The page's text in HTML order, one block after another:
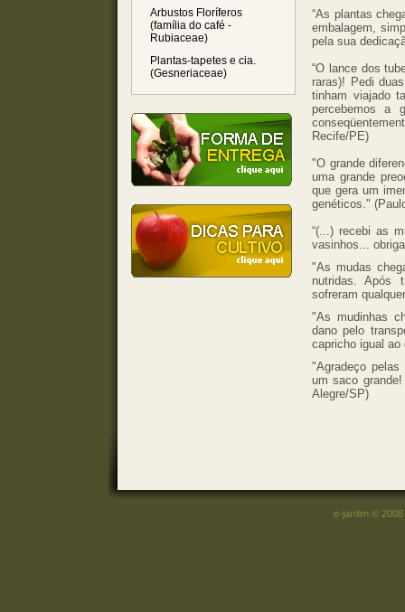
Arbustos Floríferos
(família do café -
Rubiaceae)
Plantas-tapetes e cia.
(Gesneriaceae)
“As plantas
embalagem,
pela sua
“O lance dos
raras)! Pedi
tinham viajado
percebemos a
Recife/PE)
"O grande
uma grande
que gera um
genéticos."
“(...) recebi as
vasinhos...
"As mudas
nutridas. Após
sofreram
"As mudinhas
dano pelo
capricho igual
"Agradeço
um saco
Alegre/SP)
e-jardim ©